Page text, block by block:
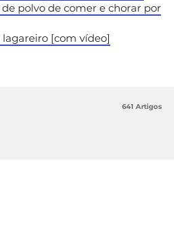
polvo de comer e chorar por
[com vídeo]
641 Artigos